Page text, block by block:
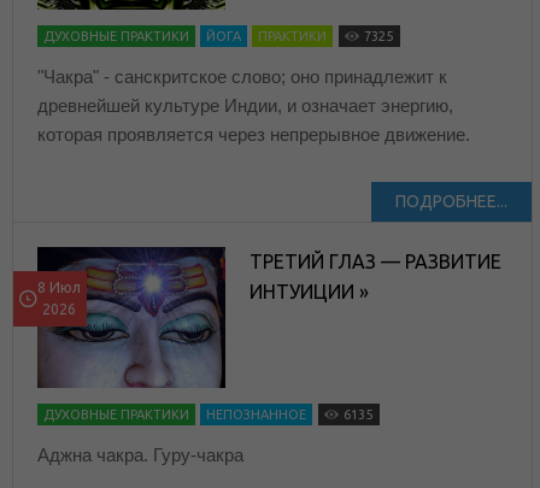
ДУХОВНЫЕ ПРАКТИКИ ЙОГА ПРАКТИКИ 7325
"Чакра" - санскритское слово; оно принадлежит к
древнейшей культуре Индии, и означает энергию,
которая проявляется через непрерывное движение.
ПОДРОБНЕЕ...
8 Июл
2026
ТРЕТИЙ ГЛАЗ — РАЗВИТИЕ
ИНТУИЦИИ »
ДУХОВНЫЕ ПРАКТИКИ НЕПОЗНАННОЕ 6135
Аджна чакра. Гуру-чакра